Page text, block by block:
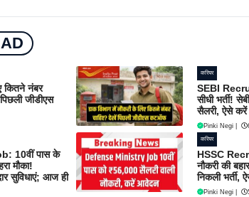
कितने नंबर
जीडीएस
करियर
SEBI
सीधी भर्ती!
सैलरी, ऐसे
Pinki Negi
10वीं पास के
मौका!
सुविधाएं; आज ही
करियर
HSSC
नौकरी की
निकली भर्ती,
Pinki Negi